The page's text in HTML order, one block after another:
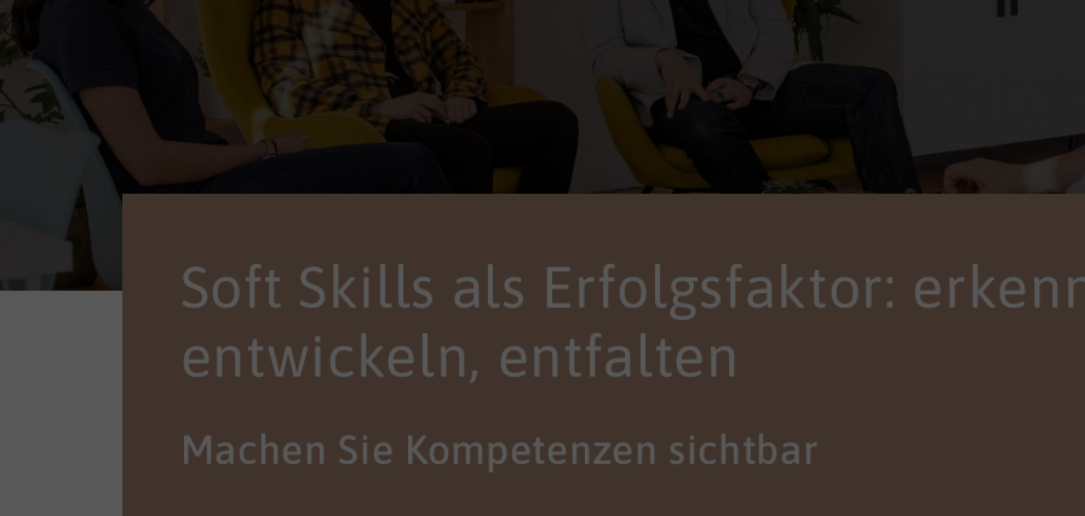
Soft Skills als Erfolgsfaktor:
entwickeln, entfalten
Machen Sie Kompetenzen sichtbar